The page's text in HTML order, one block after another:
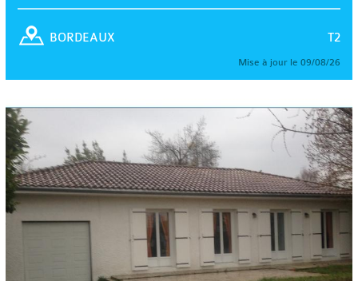
T2
BORDEAUX
Mise à jour le 09/08/26